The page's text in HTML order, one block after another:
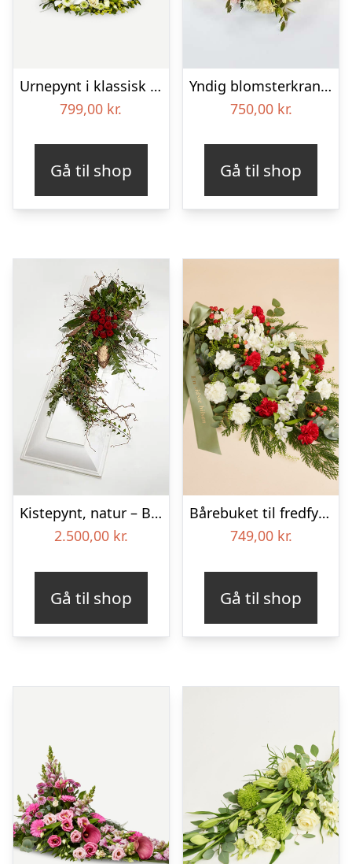
Urnepynt i klassisk stil – creme
799,00 kr.
Gå til shop
Yndig blomsterkrans i pastelfarver, floristens valg – Blomster til begravelse
750,00 kr.
Gå til shop
Kistepynt, natur – Blomster til begravelse
2.500,00 kr.
Gå til shop
Bårebuket til fredfyldt kærlighed med bånd
749,00 kr.
Gå til shop